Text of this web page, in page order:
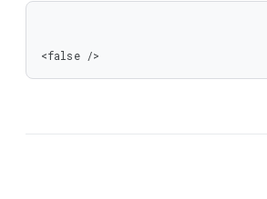
<false />